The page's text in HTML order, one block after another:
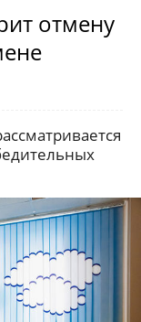
отмену